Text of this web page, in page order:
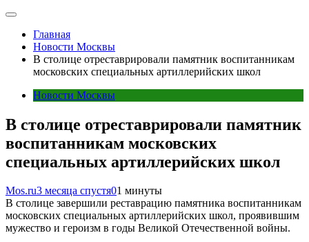
Главная
Новости Москвы
В столице отреставрировали памятник воспитанникам
московских специальных артиллерийских школ
Новости Москвы
В столице отреставрировали памятник
воспитанникам московских
специальных артиллерийских школ
Mos.ru3 месяца спустя01 минуты
В столице завершили реставрацию памятника воспитанникам
московских специальных артиллерийских школ, проявившим
мужество и героизм в годы Великой Отечественной войны.